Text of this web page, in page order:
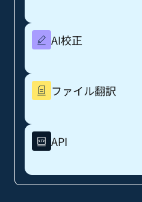
AI校正
ファイル翻訳
API